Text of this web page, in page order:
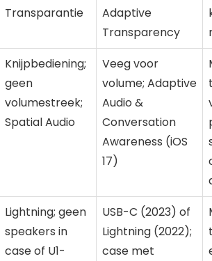
Transparantie
Adaptive
Transparency
Knijpbediening;
geen
volumestreek;
Spatial Audio
Veeg voor
volume; Adaptive
Audio &
Conversation
Awareness (iOS
17)
Lightning; geen
speakers in
case of U1-
USB-C (2023) of
Lightning (2022);
case met